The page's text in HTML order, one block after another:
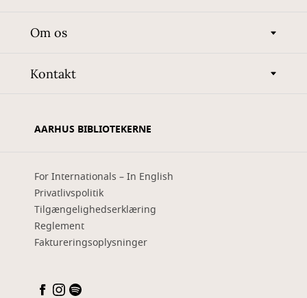
Om os
Kontakt
AARHUS BIBLIOTEKERNE
For Internationals – In English
Privatlivspolitik
Tilgængelighedserklæring
Reglement
Faktureringsoplysninger